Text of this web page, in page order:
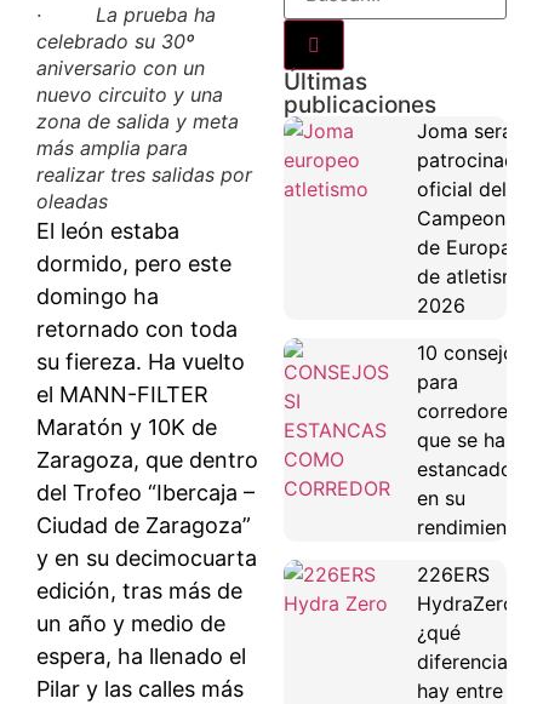
· La prueba ha
celebrado su 30º
aniversario con un
nuevo circuito y una
zona de salida y meta
más amplia para
realizar tres salidas por
oleadas
El león estaba
dormido, pero este
domingo ha
retornado con toda
su fiereza. Ha vuelto
el MANN-FILTER
Maratón y 10K de
Zaragoza, que dentro
del Trofeo “Ibercaja –
Ciudad de Zaragoza”
y en su decimocuarta
edición, tras más de
un año y medio de
espera, ha llenado el
Pilar y las calles más
Últimas
publicaciones
Joma será
patrocinador
oficial del
Campeonato
de Europa
de atletismo
2026
10 consejos
para
corredores
que se han
estancado
en su
rendimiento
226ERS
HydraZero:
¿qué
diferencias
hay entre